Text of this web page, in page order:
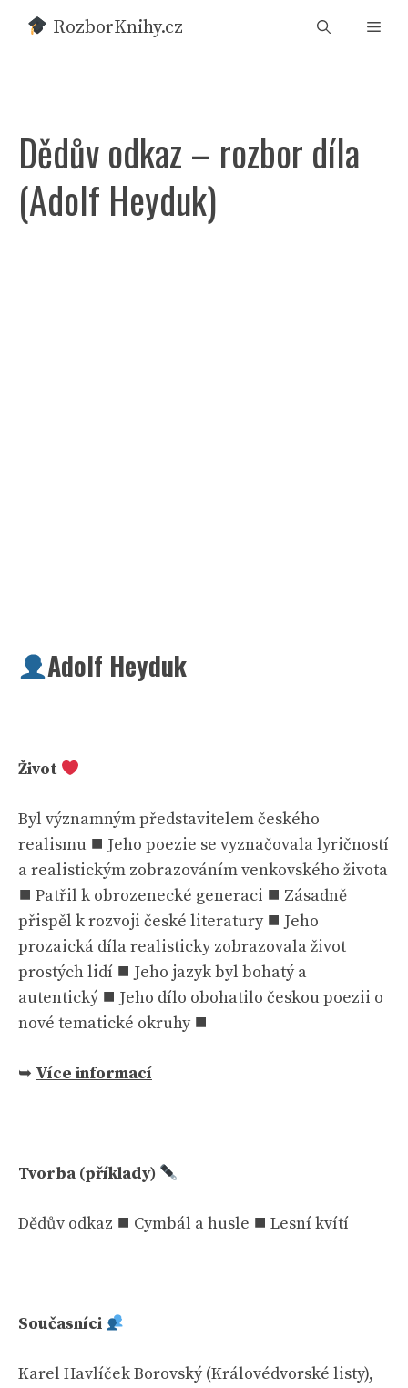
Přeskočit
RozborKnihy.cz
Dědův odkaz – rozbor díla
(Adolf Heyduk)
Adolf Heyduk
Život
Byl významným představitelem českého
realismu ⯀ Jeho poezie se vyznačovala lyričností
a realistickým zobrazováním venkovského života
⯀ Patřil k obrozenecké generaci ⯀ Zásadně
přispěl k rozvoji české literatury ⯀ Jeho
prozaická díla realisticky zobrazovala život
prostých lidí ⯀ Jeho jazyk byl bohatý a
autentický ⯀ Jeho dílo obohatilo českou poezii o
nové tematické okruhy ⯀
➥ Více informací
Tvorba (příklady)
Dědův odkaz ⯀ Cymbál a husle ⯀ Lesní kvítí
Současníci
Karel Havlíček Borovský (Královédvorské listy),